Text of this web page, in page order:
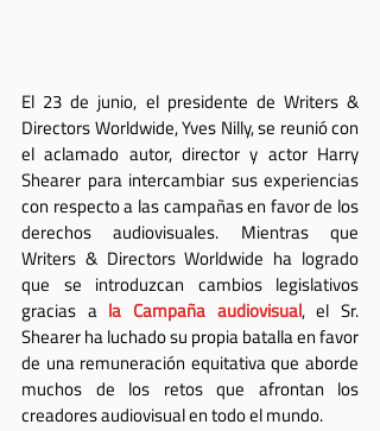
El 23 de junio, el presidente de Writers &
Directors Worldwide, Yves Nilly, se reunió con
el aclamado autor, director y actor Harry
Shearer para intercambiar sus experiencias
con respecto a las campañas en favor de los
derechos audiovisuales. Mientras que
Writers & Directors Worldwide ha logrado
que se introduzcan cambios legislativos
gracias a la Campaña audiovisual, el Sr.
Shearer ha luchado su propia batalla en favor
de una remuneración equitativa que aborde
muchos de los retos que afrontan los
creadores audiovisual en todo el mundo.